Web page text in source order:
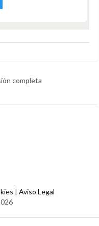
completa
| Aviso Legal